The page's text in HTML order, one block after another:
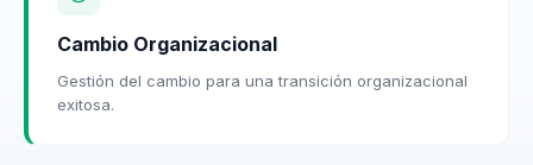
Cambio Organizacional
Gestión del cambio para una transición organizacional
exitosa.